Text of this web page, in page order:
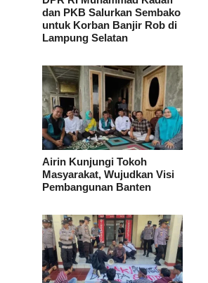
dan PKB Salurkan Sembako
untuk Korban Banjir Rob di
Lampung Selatan
Airin Kunjungi Tokoh
Masyarakat, Wujudkan Visi
Pembangunan Banten